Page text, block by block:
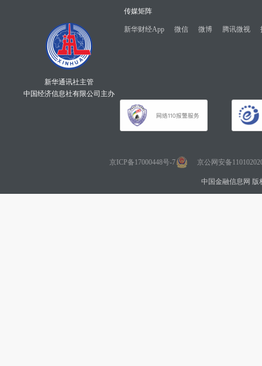
新华通讯社主管
中国经济信息社有限公司主办
传媒矩阵
新华财经App 微信 微博 腾讯微视
京ICP备17000448号-7 京公网安备
中国金融信息网 版